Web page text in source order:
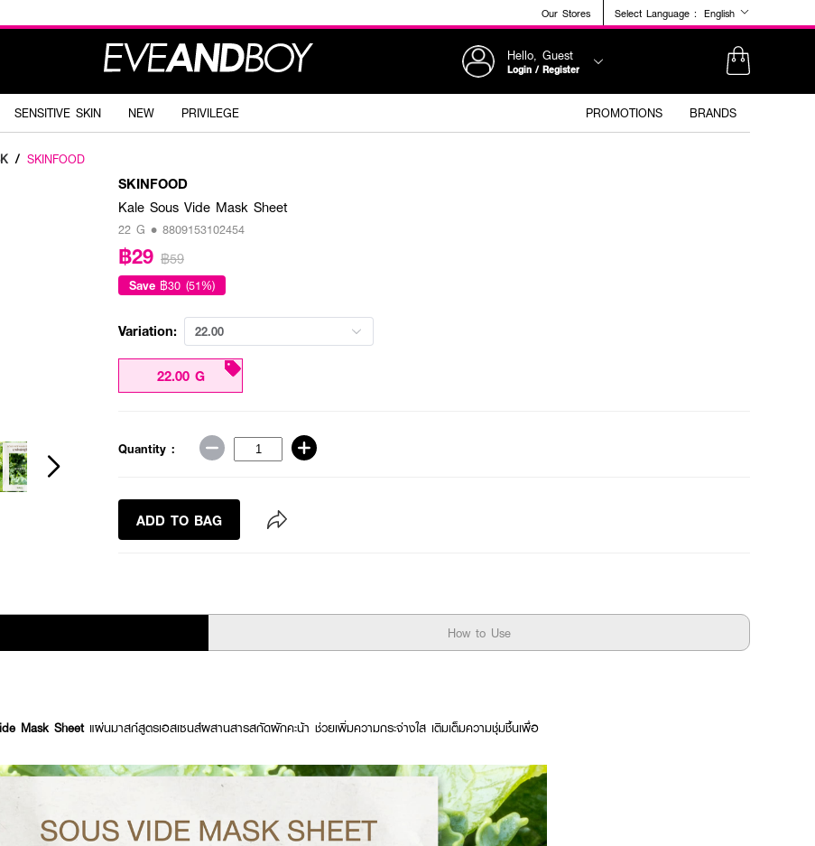
Our Stores Select Language : English
Hello, Guest
Login / Register
SENSITIVE SKIN NEW PRIVILEGE PROMOTIONS BRANDS
/ SKINFOOD
SKINFOOD
Kale Sous Vide Mask Sheet
22 G • 8809153102454
฿29 ฿59
Save ฿30 (51%)
Variation: 22.00
22.00 G
Quantity :
ADD TO BAG
How to Use
Mask Sheet แผ่นมาสก์สูตรเอสเซนส์ผสานสารสกัดผักคะน้า ช่วยเพิ่มความกระจ่างใส เติมเต็มความชุ่มชื้นเพื่อ